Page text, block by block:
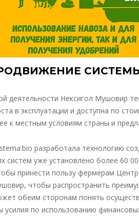
деятельности Нексигол Мушовир
в эксплуатации и доступна по
к местным условиям страны и
разработала технологию
систем уже установлено более 60
принести пользу фермерам
чтобы распространить
обеим сторонам понять
усилия по использованию